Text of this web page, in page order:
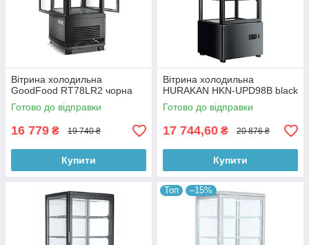
Вітрина холодильна
GoodFood RT78LR2 чорна
Готово до відправки
16 779 ₴ 19 740 ₴
Купити
Вітрина холодильна
HURAKAN HKN-UPD98B black
Готово до відправки
17 744,60 ₴ 20 876 ₴
Купити
Топ –15%